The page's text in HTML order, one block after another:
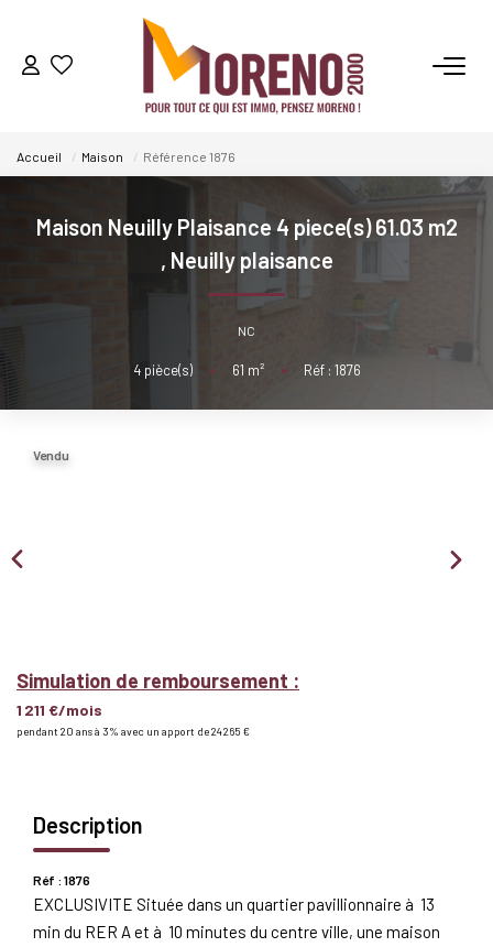
VENTES
LOCATIONS
GESTION
ESTIMATION
NOS AGENCES
Accueil Maison Référence 1876
Maison Neuilly Plaisance 4 piece(s) 61.03 m2
, Neuilly plaisance
NC
4pièce(s) • 61 m² • Réf : 1876
Vendu
Simulation de remboursement :
1 211 €/mois
pendant 20 ans à 3% avec un apport de 24 265 €
Description
Réf : 1876
EXCLUSIVITE Située dans un quartier pavillionnaire à 13
min du RER A et à 10 minutes du centre ville, une maison